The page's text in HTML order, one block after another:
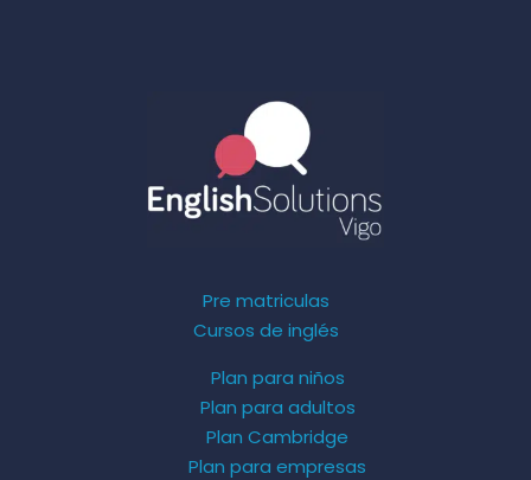
Pre matriculas
Cursos de inglés
Plan para niños
Plan para adultos
Plan Cambridge
Plan para empresas